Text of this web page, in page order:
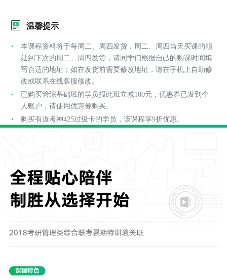
温馨提示
本课程资料将于每周二、周四发货，周二、周四当天买课的顺
延到下次的周二、周四发货，请同学们根据自己的购课时间填
写合适的地址；如在发货前需要修改地址，请在手机上自助修
改或联系在线客服修改。
已购买管综基础班的学员报此班立减100元，优惠券已发到个
人账户，请使用优惠券购买。
购买有道考神425过级卡的学员，该课程享9折优惠。